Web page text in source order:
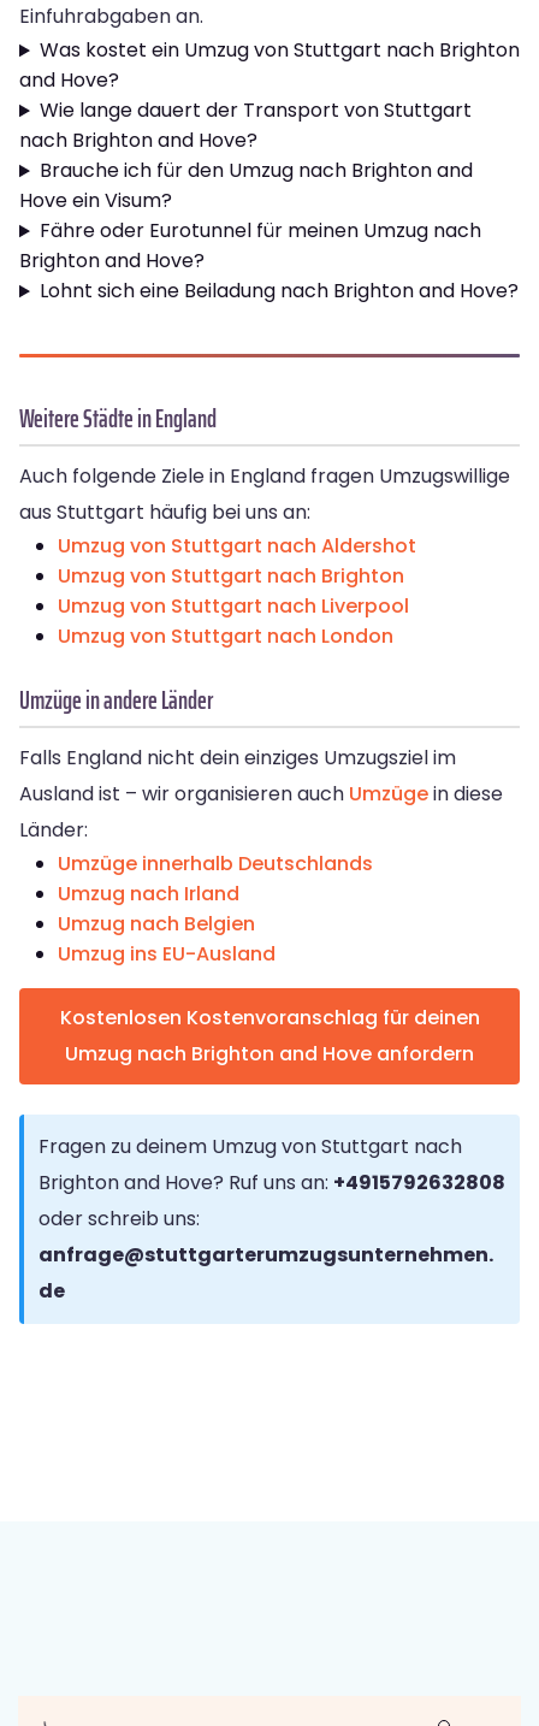
Einfuhrabgaben an.
Was kostet ein Umzug von Stuttgart nach Brighton
and Hove?
Wie lange dauert der Transport von Stuttgart
nach Brighton and Hove?
Brauche ich für den Umzug nach Brighton and
Hove ein Visum?
Fähre oder Eurotunnel für meinen Umzug nach
Brighton and Hove?
Lohnt sich eine Beiladung nach Brighton and Hove?
Weitere Städte in England
Auch folgende Ziele in England fragen Umzugswillige
aus Stuttgart häufig bei uns an:
Umzug von Stuttgart nach Aldershot
Umzug von Stuttgart nach Brighton
Umzug von Stuttgart nach Liverpool
Umzug von Stuttgart nach London
Umzüge in andere Länder
Falls England nicht dein einziges Umzugsziel im
Ausland ist – wir organisieren auch Umzügein diese
Länder:
Umzüge innerhalb Deutschlands
Umzug nach Irland
Umzug nach Belgien
Umzug ins EU-Ausland
Kostenlosen Kostenvoranschlag für deinen
Umzug nach Brighton and Hove anfordern
Fragen zu deinem Umzug von Stuttgart nach
Brighton and Hove? Ruf uns an: +4915792632808
oder schreib uns:
anfrage@stuttgarterumzugsunternehmen.
de